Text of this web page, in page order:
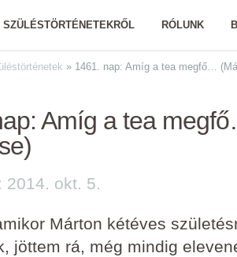
SZÜLÉSTÖRTÉNETEKRŐL RÓLUNK
» 1461. nap: Amíg a tea megfő…
Amíg a tea
2014. okt. 5.
Márton kétéves
jöttem rá, még mindig